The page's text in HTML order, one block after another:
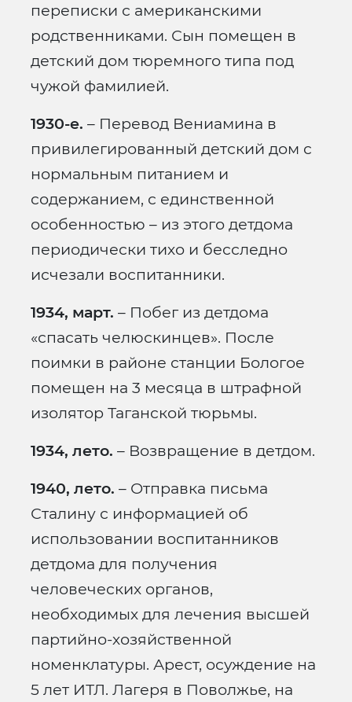
переписки с американскими
родственниками. Сын помещен в
детский дом тюремного типа под
чужой фамилией.
1930-е. – Перевод Вениамина в
привилегированный детский дом с
нормальным питанием и
содержанием, с единственной
особенностью – из этого детдома
периодически тихо и бесследно
исчезали воспитанники.
1934, март. – Побег из детдома
«спасать челюскинцев». После
поимки в районе станции Бологое
помещен на 3 месяца в штрафной
изолятор Таганской тюрьмы.
1934, лето. – Возвращение в детдом.
1940, лето. – Отправка письма
Сталину с информацией об
использовании воспитанников
детдома для получения
человеческих органов,
необходимых для лечения высшей
партийно-хозяйственной
номенклатуры. Арест, осуждение на
5 лет ИТЛ. Лагеря в Поволжье, на